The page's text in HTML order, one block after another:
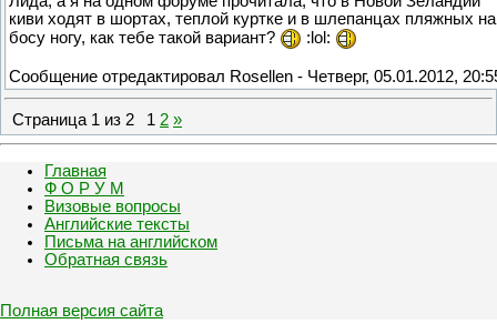
киви ходят в шортах, теплой куртке и в шлепанцах пляжных на
босу ногу, как тебе такой вариант?
:lol:
Сообщение отредактировал Rosellen - Четверг, 05.01.2012,
Страница 1 из 2 1 2 »
Главная
Ф О Р У М
Визовые вопросы
Английские тексты
Письма на английском
Обратная связь
Полная версия сайта